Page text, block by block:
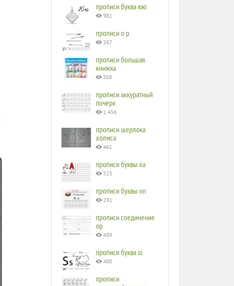
прописи буква юю
981
прописи o p
267
прописи большая
книжка
508
прописи аккуратный
почерк
1 456
прописи шерлока
холмса
461
прописи буквы ха
523
прописи буквы nn
291
прописи соединение
ор
489
прописи буква ss
400
прописи